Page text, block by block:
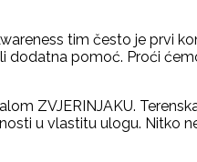
tim često je prvi
pomoć. Proći
ZVJERINJAKU.
u vlastitu ulogu. Nitko